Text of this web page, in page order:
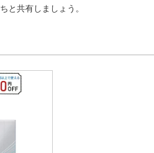
と共有しましょう。